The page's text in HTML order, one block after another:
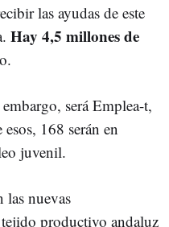
las ayudas de este
Hay 4,5 millones de
será Emplea-t,
168 serán en
juvenil.
las nuevas
productivo andaluz